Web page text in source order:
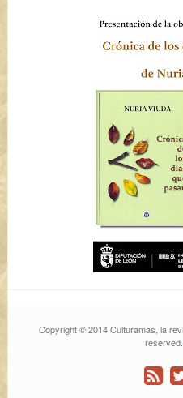
Copyright © 2014 Culturamas, la
reserved.